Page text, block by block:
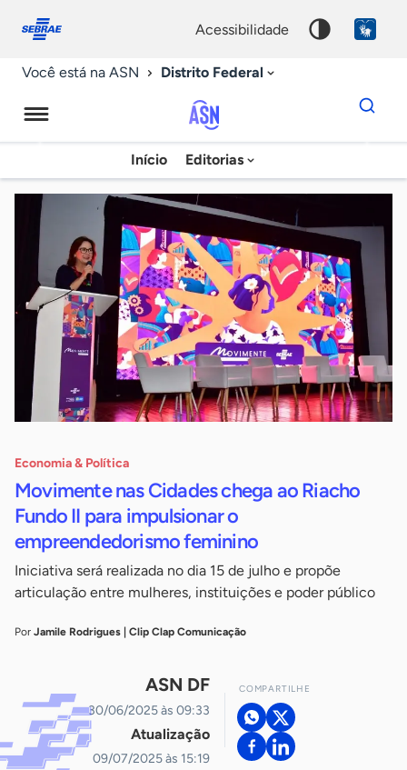
conosco
acessibilidade
Você está na ASN Distrito Federal
Agência
Sebrae
de
Notícias
Início Editorias
Dados
para
chave
Economia & Política
Movimente nas Cidades chega ao Riacho
Fundo II para impulsionar o
empreendedorismo feminino
Iniciativa será realizada no dia 15 de julho e propõe
articulação entre mulheres, instituições e poder público
Por Jamile Rodrigues | Clip Clap Comunicação
ASN DF
30/06/2025 às 09:33
Atualização
09/07/2025 às 15:19
COMPARTILHE